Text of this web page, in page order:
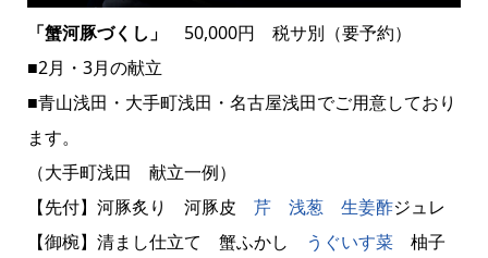
「蟹河豚づくし」
50,000円 税サ別（要予約）
■2月・3月の献立
■青山浅田・大手町浅田・名古屋浅田でご用意しており
ます。
（大手町浅田 献立一例）
【先付】河豚炙り 河豚皮 芹 浅葱 生姜酢ジュレ
【御椀】清まし仕立て 蟹ふかし
うぐいす菜柚子